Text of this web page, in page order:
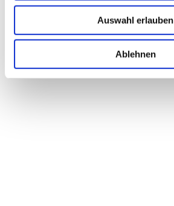
Auswahl erlauben
Ablehnen